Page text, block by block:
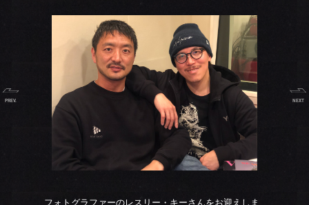
フォトグラファーのレスリー・キーさんをお迎えしま
PREV. NEXT